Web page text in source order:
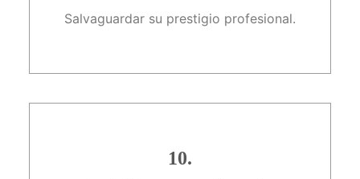
Salvaguardar su prestigio profesional.
10.